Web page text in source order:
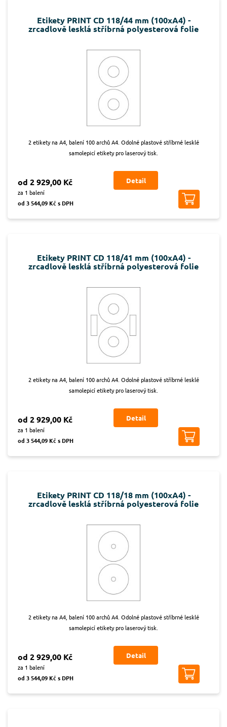
Etikety PRINT CD 118/44 mm (100xA4) -
zrcadlově lesklá stříbrná polyesterová folie
2 etikety na A4, balení 100 archů A4. Odolné plastové stříbrné lesklé
samolepicí etikety pro laserový tisk.
od 2 929,00 Kč
za 1 balení
od 3 544,09 Kč s DPH
Detail
Etikety PRINT CD 118/41 mm (100xA4) -
zrcadlově lesklá stříbrná polyesterová folie
2 etikety na A4, balení 100 archů A4. Odolné plastové stříbrné lesklé
samolepicí etikety pro laserový tisk.
od 2 929,00 Kč
za 1 balení
od 3 544,09 Kč s DPH
Detail
Etikety PRINT CD 118/18 mm (100xA4) -
zrcadlově lesklá stříbrná polyesterová folie
2 etikety na A4, balení 100 archů A4. Odolné plastové stříbrné lesklé
samolepicí etikety pro laserový tisk.
od 2 929,00 Kč
za 1 balení
od 3 544,09 Kč s DPH
Detail